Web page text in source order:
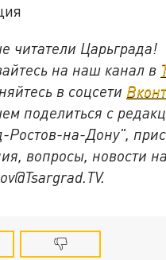
читатели Царьграда!
на наш канал в
в соцсети
поделиться с
Ростов-на-Дону",
вопросы, новости